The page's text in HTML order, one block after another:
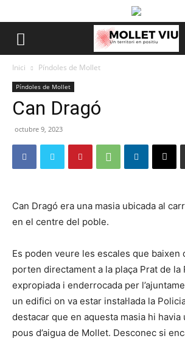
Inici Píndoles de Mollet
Píndoles de Mollet
Can Dragó
octubre 9, 2023
Can Dragó era una masia ubicada al
en el centre del poble.
Es poden veure les escales que baixen
porten directament a la plaça Prat de la
expropiada i enderrocada per
un edifici on va estar instal·lada la
destacar que en aquesta masia hi
pous d’aigua de Mollet. Desconec si